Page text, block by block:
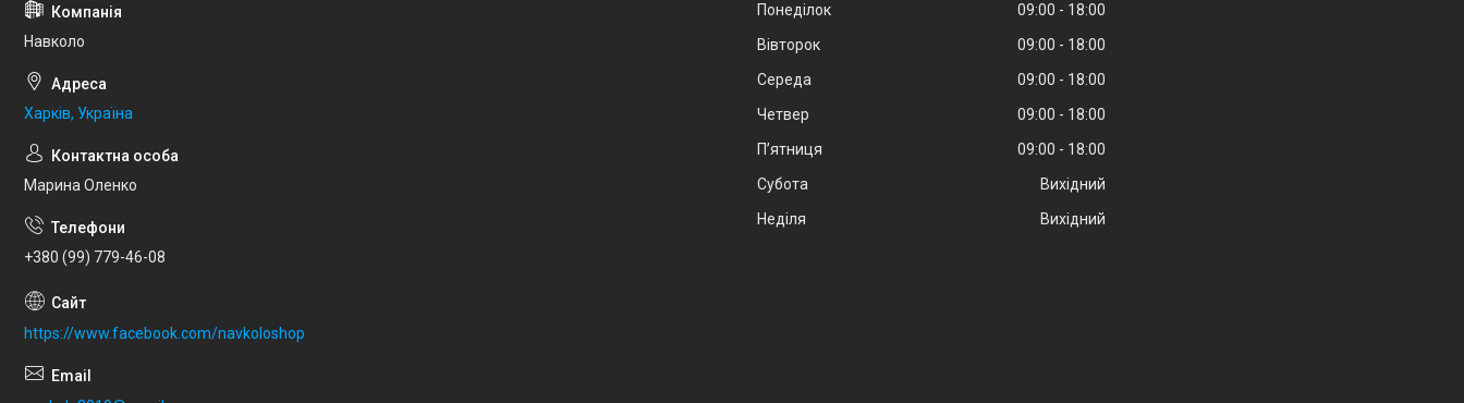
Навколо
Харків, Україна
Марина Оленко
+380 (99) 779-46-08
https://www.facebook.com/navkoloshop
Понеділок 09:00
18:00
Вівторок
09:00
18:00
Середа
09:00
18:00
Четвер
09:00
18:00
Пʼятниця
09:00
18:00
Субота
Вихідний
Неділя
Вихідний